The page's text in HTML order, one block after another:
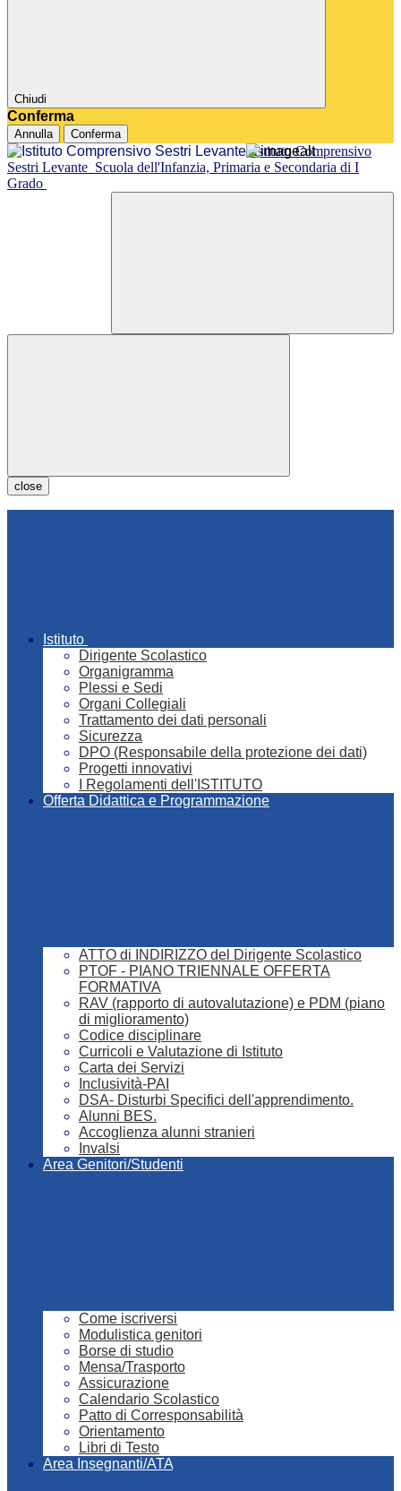
Chiudi
Conferma
Annulla Conferma
Istituto Comprensivo
Sestri Levante Scuola dell'Infanzia, Primaria e Secondaria di I
Grado
close
Istituto
Dirigente Scolastico
Organigramma
Plessi e Sedi
Organi Collegiali
Trattamento dei dati personali
Sicurezza
DPO (Responsabile della protezione dei dati)
Progetti innovativi
I Regolamenti dell'ISTITUTO
Offerta Didattica e Programmazione
ATTO di INDIRIZZO del Dirigente Scolastico
PTOF - PIANO TRIENNALE OFFERTA
FORMATIVA
RAV (rapporto di autovalutazione) e PDM (piano
di miglioramento)
Codice disciplinare
Curricoli e Valutazione di Istituto
Carta dei Servizi
Inclusività-PAI
DSA- Disturbi Specifici dell'apprendimento.
Alunni BES.
Accoglienza alunni stranieri
Invalsi
Area Genitori/Studenti
Come iscriversi
Modulistica genitori
Borse di studio
Mensa/Trasporto
Assicurazione
Calendario Scolastico
Patto di Corresponsabilità
Orientamento
Libri di Testo
Area Insegnanti/ATA